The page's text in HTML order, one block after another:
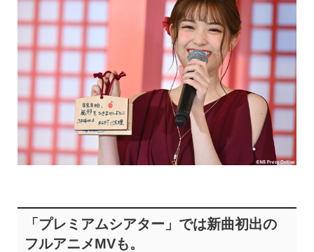
「プレミアムシアター」では新曲初出の
フルアニメMVも。